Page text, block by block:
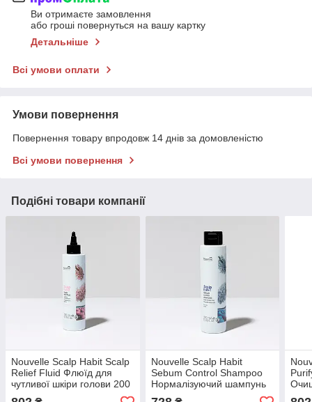
Ви отримаєте замовлення
або гроші повернуться на вашу картку
Детальніше
Всі умови оплати
Умови повернення
Повернення товару впродовж 14 днів за домовленістю
Всі умови повернення
Подібні товари компанії
Nouvelle Scalp Habit Scalp
Relief Fluid Флюїд для
чутливої шкіри голови 200
мл.
Nouvelle Scalp Habit
Sebum Control Shampoo
Нормалізуючий шампунь
для жирної шкіри голови